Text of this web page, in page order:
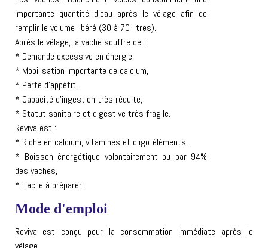
importante quantité d’eau après le vêlage afin de
remplir le volume libéré (30 à 70 litres).
Après le vêlage, la vache souffre de :
* Demande excessive en énergie,
* Mobilisation importante de calcium,
* Perte d’appétit,
* Capacité d’ingestion très réduite,
* Statut sanitaire et digestive très fragile.
Reviva est :
* Riche en calcium, vitamines et oligo-éléments,
* Boisson énergétique volontairement bu par 94%
des vaches,
* Facile à préparer.
Mode d'emploi
Reviva est conçu pour la consommation immédiate après le